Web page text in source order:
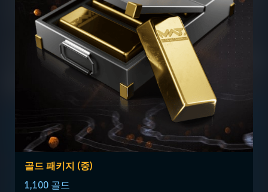
골드 패키지 (중)
1,100 골드